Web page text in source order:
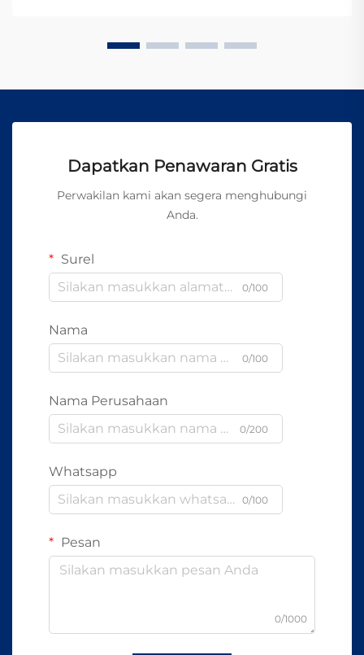
Dapatkan Penawaran Gratis
Perwakilan kami akan segera menghubungi
Anda.
Surel
0/100
Nama
0/100
Nama Perusahaan
0/200
Whatsapp
0/100
Pesan
0/1000